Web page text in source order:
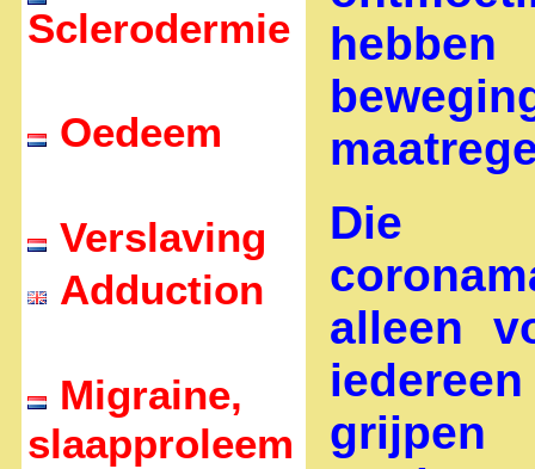
Sclerodermie
Oedeem
Verslaving
Adduction
Migraine,
slaapproleem
Die
alleen